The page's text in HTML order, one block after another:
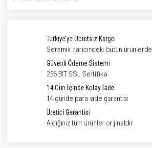
Türkiye’ye Ücretsiz Kargo
Seramik haricindeki bütün ürünlerde
Güvenli Ödeme Sistemi
256 BIT SSL Sertifika
14 Gün İçinde Kolay İade
14 günde para iade garantisi
Üretici Garantisi
Aldığınız tüm ürünler orijinaldir